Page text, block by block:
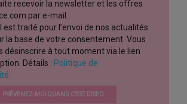
recevoir la newsletter et les offres
par e-mail.
est traité pour l’envoi de nos actualités
la base de votre consentement. Vous
désinscrire à tout moment via le lien
Détails : Politique de
PRÉVENEZ-MOI QUAND C’EST DISPO